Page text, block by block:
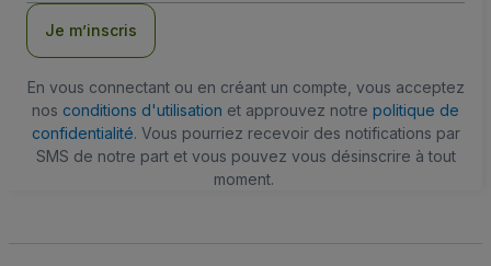
Je m’inscris
En vous connectant ou en créant un compte, vous acceptez
nos conditions d'utilisation et approuvez notre politique de
confidentialité. Vous pourriez recevoir des notifications par
SMS de notre part et vous pouvez vous désinscrire à tout
moment.